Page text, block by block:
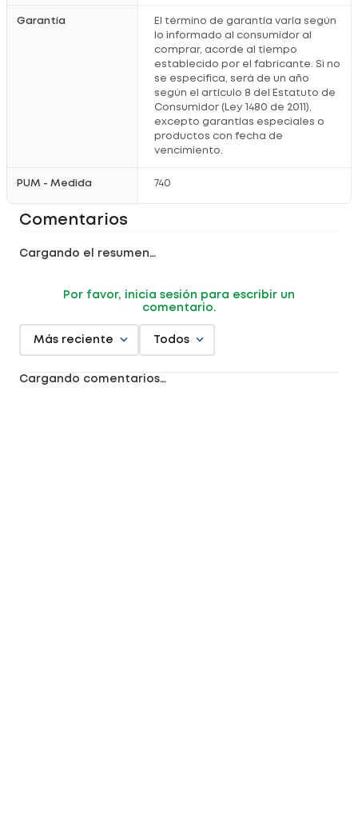
Garantía
El término de garantía varía según
lo informado al consumidor al
comprar, acorde al tiempo
establecido por el fabricante. Si no
se especifica, será de un año
según el artículo 8 del Estatuto de
Consumidor (Ley 1480 de 2011),
excepto garantías especiales o
productos con fecha de
vencimiento.
PUM - Medida 740
Comentarios
Cargando el resumen…
Por favor, inicia sesión para escribir un
comentario.
Más reciente Todos
Cargando comentarios…